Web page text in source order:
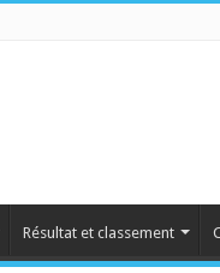
Résultat et classement